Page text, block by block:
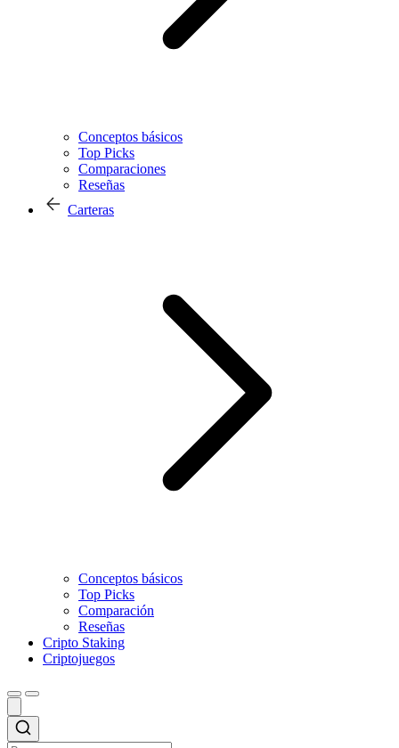
Conceptos básicos
Top Picks
Comparaciones
Reseñas
Carteras
Conceptos básicos
Top Picks
Comparación
Reseñas
Cripto Staking
Criptojuegos